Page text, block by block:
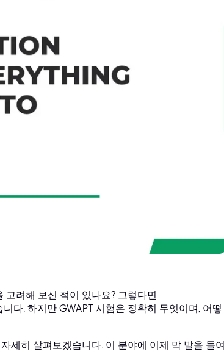
려해 보신 적이 있나요? 그렇다면
다. 하지만 GWAPT 시험은 정확히 무엇이며, 어떻
세히 살펴보겠습니다. 이 분야에 이제 막 발을 들여